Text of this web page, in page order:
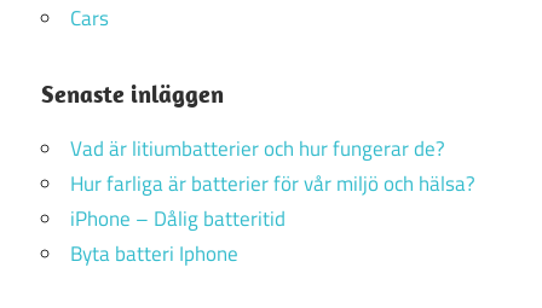
Cars
Senaste inläggen
Vad är litiumbatterier och hur fungerar de?
Hur farliga är batterier för vår miljö och hälsa?
iPhone – Dålig batteritid
Byta batteri Iphone